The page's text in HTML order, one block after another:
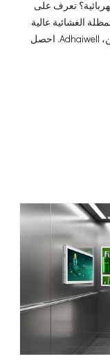
تعرف على
الغشائية عالية
الكفاءة مع الشركة المصنعة الرائدة في الصين، Adhaiwell. احصل